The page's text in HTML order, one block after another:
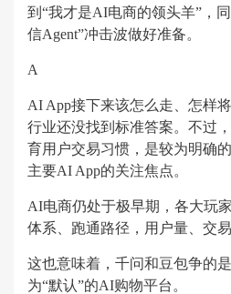
到“我才是AI电商的领头羊”，
信Agent”冲击波做好准备。
A
AI App接下来该怎么走、怎样
行业还没找到标准答案。不过
育用户交易习惯，是较为明确
主要AI App的关注焦点。
AI电商仍处于极早期，各大玩
体系、跑通路径，用户量、交
这也意味着，千问和豆包争的
为“默认”的AI购物平台。